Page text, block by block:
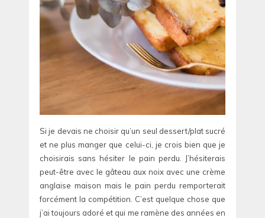
Si je devais ne choisir qu’un seul dessert/plat sucré
et ne plus manger que celui-ci, je crois bien que je
choisirais sans hésiter le pain perdu. J’hésiterais
peut-être avec le gâteau aux noix avec une crème
anglaise maison mais le pain perdu remporterait
forcément la compétition. C’est quelque chose que
j’ai toujours adoré et qui me ramène des années en